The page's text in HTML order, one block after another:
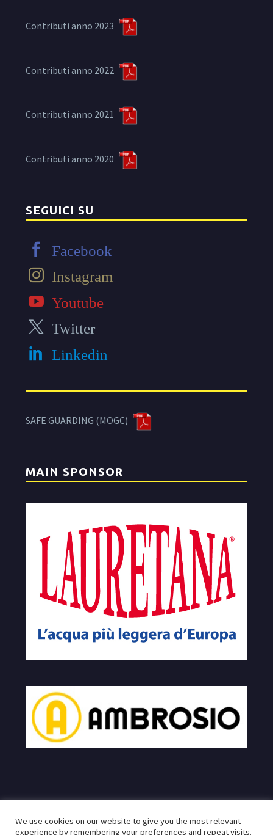
Contributi anno 2023
Contributi anno 2022
Contributi anno 2021
Contributi anno 2020
SEGUICI SU
Facebook
Instagram
Youtube
Twitter
Linkedin
SAFE GUARDING (MOGC)
MAIN SPONSOR
2023 © Copyrights Velodromo Francone
Sito realizzato da:Infogeneration.iteProgredit.it|Privacy
We use cookies on our website to give you the most relevant
experience by remembering your preferences and repeat visits.